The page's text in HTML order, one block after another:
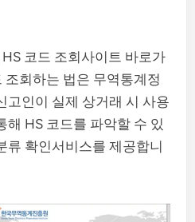
코드 조회사이트 바로가
조회하는 법은 무역통계정
고인이 실제 상거래 시 사용
해 HS 코드를 파악할 수 있
류 확인서비스를 제공합니